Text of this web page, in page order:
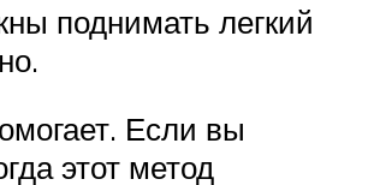
поднимать легкий
Если вы
этот метод